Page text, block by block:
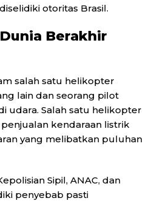
otoritas Brasil.
Berakhir
salah satu helikopter
lain dan seorang pilot
udara. Salah satu helikopter
kendaraan listrik
yang melibatkan puluhan
Sipil, ANAC, dan
penyebab pasti